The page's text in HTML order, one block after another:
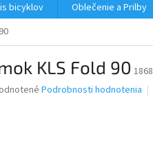
bicyklov Oblečenie a Prilby
KLS Fold 90 1868
Podrobnosti hodnotenia